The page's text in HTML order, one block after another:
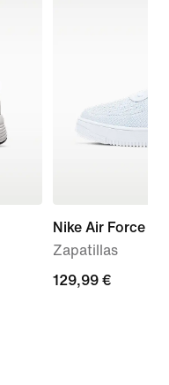
Nike Air Force 1
Zapatillas
129,99 €
129,99 €